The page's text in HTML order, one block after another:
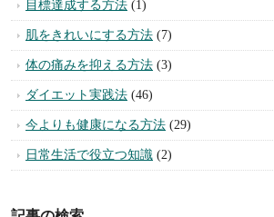
風水・おなじない実践法(11)
パワーストーンと誕生石(13)
お金持ちになる方法(25)
集中力を上げる方法(6)
ストレスを解消する方法(19)
コミュニケーションを円滑にする方法(32)